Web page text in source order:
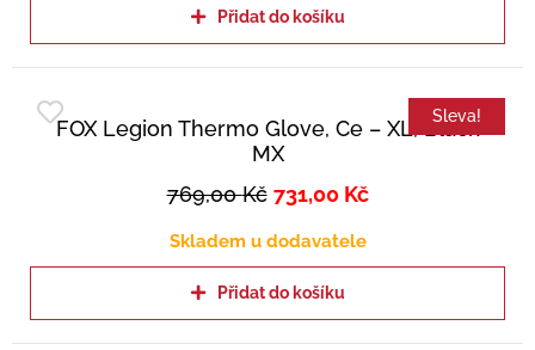
Přidat do košíku
Sleva!
FOX Legion Thermo Glove, Ce – XL, Black
MX
769,00Kč 731,00 Kč
Skladem u dodavatele
Přidat do košíku